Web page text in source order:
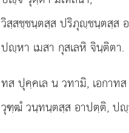
วิสฺสชฺชนฺตสฺส ปริภุฺชนฺตสฺส
ปฺหา เมสา กุสเลหิ จินฺติตา.
ทส ปุคฺคเล น วทามิ, เอกาท
วุฑฺฒํ วนฺทนฺตสฺส อาปตฺติ, ปฺ